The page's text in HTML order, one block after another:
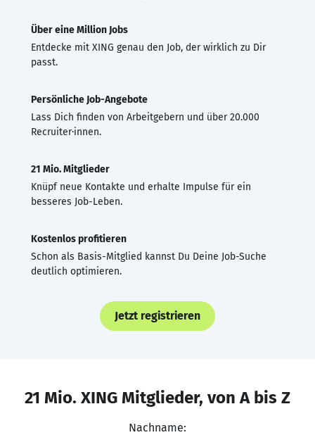
Über eine Million Jobs
Entdecke mit XING genau den Job, der wirklich zu Dir
passt.
Persönliche Job-Angebote
Lass Dich finden von Arbeitgebern und über 20.000
Recruiter·innen.
21 Mio. Mitglieder
Knüpf neue Kontakte und erhalte Impulse für ein
besseres Job-Leben.
Kostenlos profitieren
Schon als Basis-Mitglied kannst Du Deine Job-Suche
deutlich optimieren.
Jetzt registrieren
21 Mio. XING Mitglieder, von A bis Z
Nachname: